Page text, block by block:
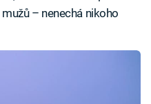
– nenechá nikoho